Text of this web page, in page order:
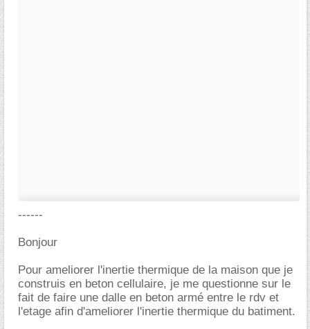
------
Bonjour
Pour ameliorer l'inertie thermique de la maison que je
construis en beton cellulaire, je me questionne sur le
fait de faire une dalle en beton armé entre le rdv et
l'etage afin d'ameliorer l'inertie thermique du batiment.